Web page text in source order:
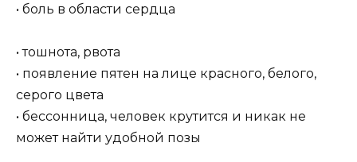
• боль в области сердца
• тошнота, рвота
• появление пятен на лице красного, белого,
серого цвета
• бессонница, человек крутится и никак не
может найти удобной позы